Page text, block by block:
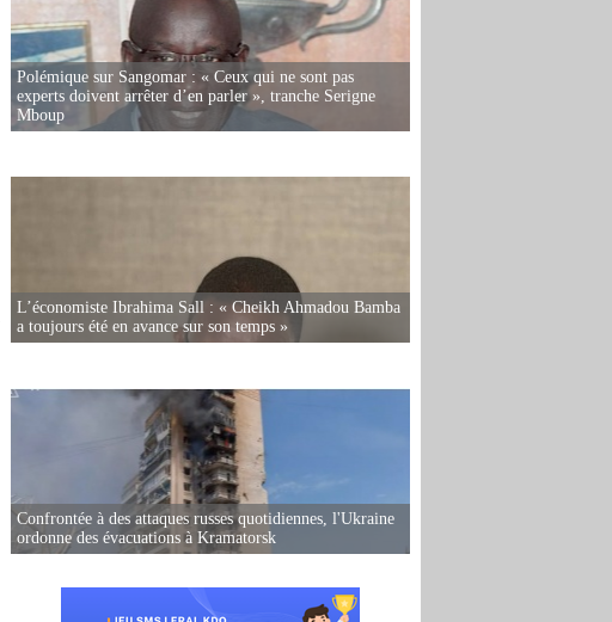
Polémique sur Sangomar : « Ceux qui ne sont pas
experts doivent arrêter d’en parler », tranche Serigne
Mboup
L’économiste Ibrahima Sall : « Cheikh Ahmadou Bamba
a toujours été en avance sur son temps »
Confrontée à des attaques russes quotidiennes, l'Ukraine
ordonne des évacuations à Kramatorsk